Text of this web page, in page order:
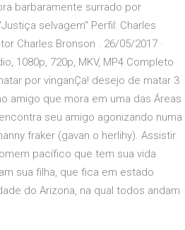
barbaramente surrado por
selvagem" Perfil: Charles
Charles Bronson . 26/05/2017 ·
1080p, 720p, MKV, MP4 Completo
por vinganÇa! desejo de matar 3
amigo que mora em uma das Áreas
seu amigo agonizando numa
fraker (gavan o herlihy). Assistir
pacífico que tem sua vida
sua filha, que fica em estado
do Arizona, na qual todos andam